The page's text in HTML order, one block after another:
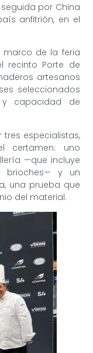
por China
anfitrión, en el
marco de la feria
recinto Porte de
artesanos
seleccionados
capacidad de
especialistas,
certamen: uno
—que incluye
brioches— y un
una prueba que
del material.